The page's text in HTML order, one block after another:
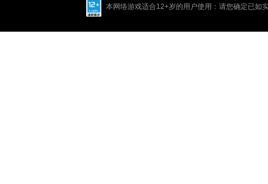
本网络游戏适合12+岁的用户使用：请您确定已如